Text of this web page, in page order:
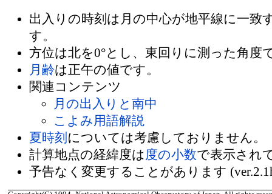
出入りの時刻は月の中心が地平線に一致
す。
方位は北を0°とし、東回りに測った角度
月齢は正午の値です。
関連コンテンツ
月の出入りと南中
こよみ用語解説
夏時刻 については考慮しておりません。
計算地点の経緯度は 度の小数で表示され
予告なく変更することがあります